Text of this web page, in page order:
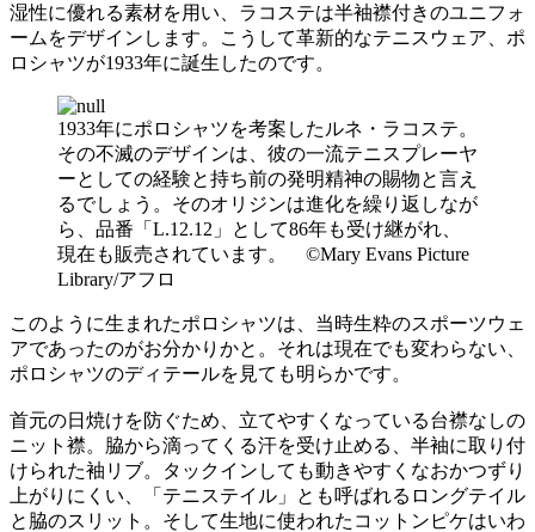
湿性に優れる素材を用い、ラコステは半袖襟付きのユニフォ
ームをデザインします。こうして革新的なテニスウェア、ポ
ロシャツが1933年に誕生したのです。
1933年にポロシャツを考案したルネ・ラコステ。
その不滅のデザインは、彼の一流テニスプレーヤ
ーとしての経験と持ち前の発明精神の賜物と言え
るでしょう。そのオリジンは進化を繰り返しなが
ら、品番「L.12.12」として86年も受け継がれ、
現在も販売されています。 ©Mary Evans Picture
Library/アフロ
このように生まれたポロシャツは、当時生粋のスポーツウェ
アであったのがお分かりかと。それは現在でも変わらない、
ポロシャツのディテールを見ても明らかです。
首元の日焼けを防ぐため、立てやすくなっている台襟なしの
ニット襟。脇から滴ってくる汗を受け止める、半袖に取り付
けられた袖リブ。タックインしても動きやすくなおかつずり
上がりにくい、「テニステイル」とも呼ばれるロングテイル
と脇のスリット。そして生地に使われたコットンピケはいわ